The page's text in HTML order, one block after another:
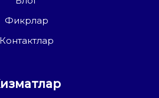
Фикрлар
Контактлар